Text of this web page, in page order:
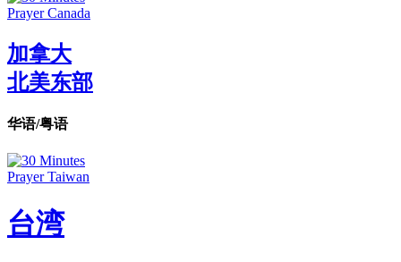
加拿大
北美东部
华语/粤语
台湾